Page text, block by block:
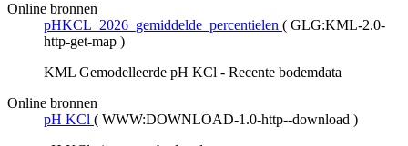
Online bronnen
pHKCL_2026_gemiddelde_percentielen ( GLG:KML-2.0-
http-get-map )
KML Gemodelleerde pH KCl - Recente bodemdata
Online bronnen
pH KCl ( WWW:DOWNLOAD-1.0-http--download )